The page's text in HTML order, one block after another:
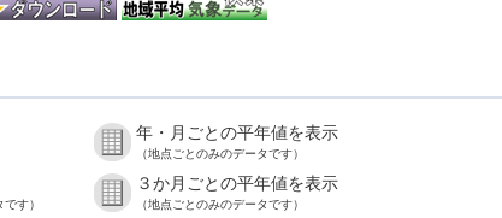
年・月ごとの平年値を表示
（地点ごとのみのデータです）
す）
３か月ごとの平年値を表示
（地点ごとのみのデータです）